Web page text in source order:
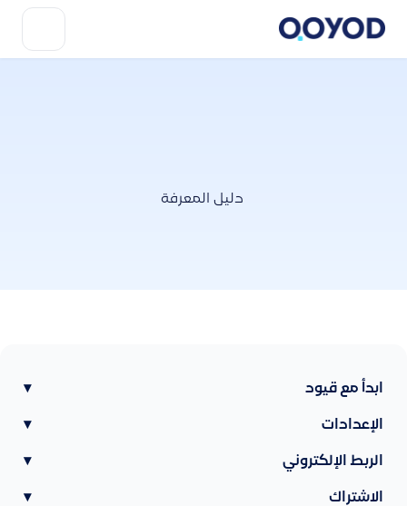
دليل المعرفة
ابدأ مع قيود ▾
الإعدادات ▾
الربط الإلكتروني ▾
الاشتراك ▾